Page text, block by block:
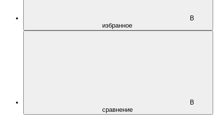
В
избранное
В
сравнение